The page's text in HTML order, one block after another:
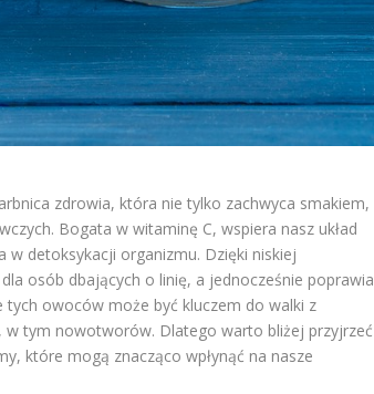
zdrowia, która nie tylko zachwyca smakiem,
Bogata w witaminę C, wspiera nasz układ
detoksykacji organizmu. Dzięki niskiej
osób dbających o linię, a jednocześnie poprawia
tych owoców może być kluczem do walki z
w tym nowotworów. Dlatego warto bliżej przyjrzeć
które mogą znacząco wpłynąć na nasze